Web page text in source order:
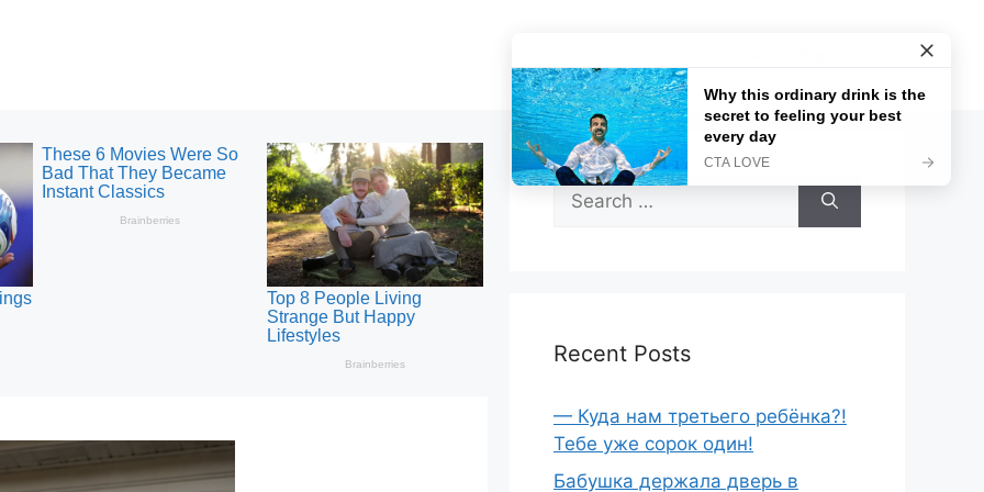
Search
for:
Recent Posts
— Куда нам третьего ребёнка?!
Тебе уже сорок один!
Бабушка держала дверь в